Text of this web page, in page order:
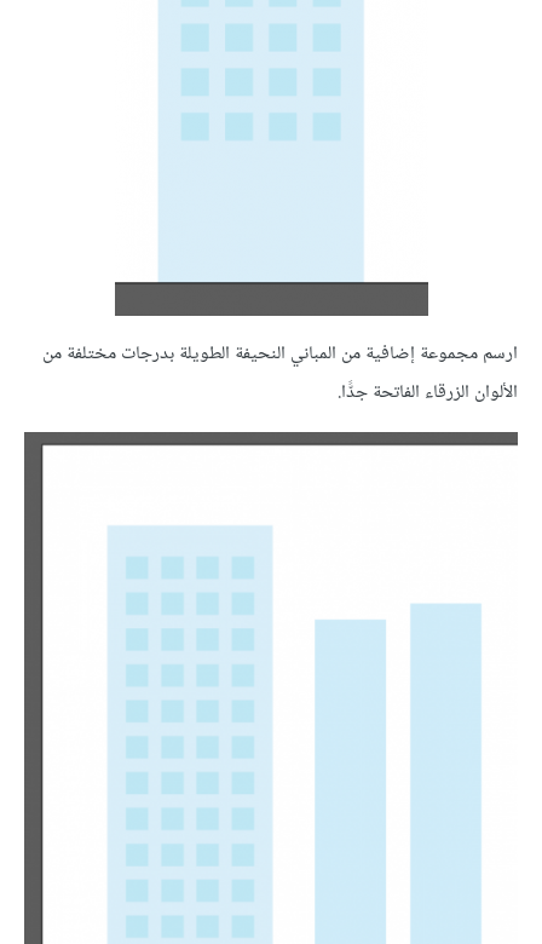
ارسم مجموعة إضافية من المباني النحيفة الطويلة بدرجات مختلفة من
الألوان الزرقاء الفاتحة جدًّا.